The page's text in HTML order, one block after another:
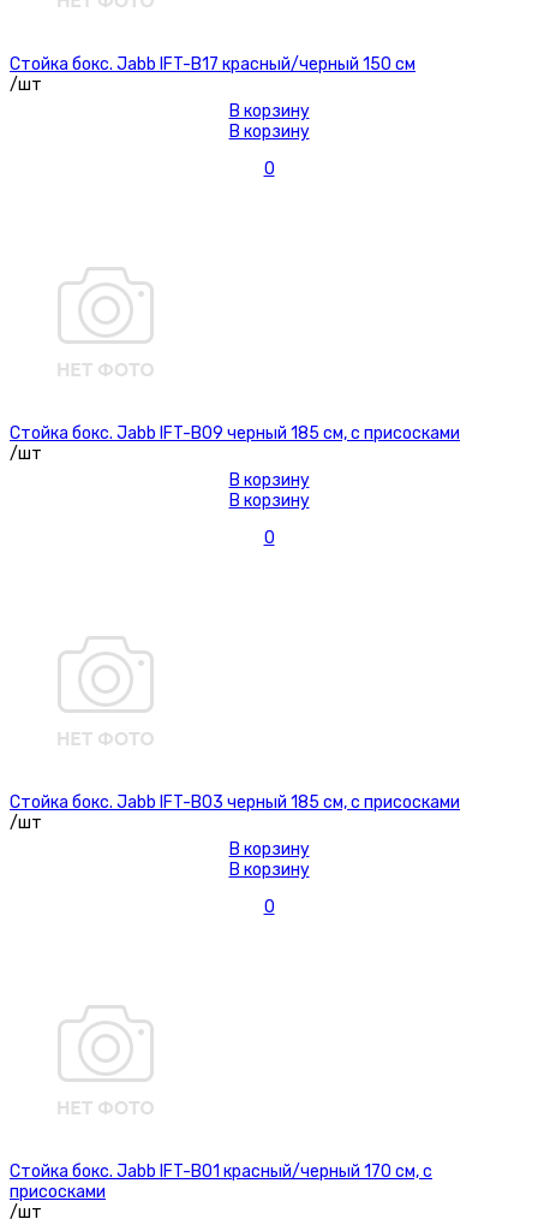
Стойка бокс. Jabb IFT-B17 красный/черный 150 см
/шт
В корзину
В корзину
0
Стойка бокс. Jabb IFT-B09 черный 185 см, с присосками
/шт
В корзину
В корзину
0
Стойка бокс. Jabb IFT-B03 черный 185 см, с присосками
/шт
В корзину
В корзину
0
Стойка бокс. Jabb IFT-B01 красный/черный 170 см, с
присосками
/шт